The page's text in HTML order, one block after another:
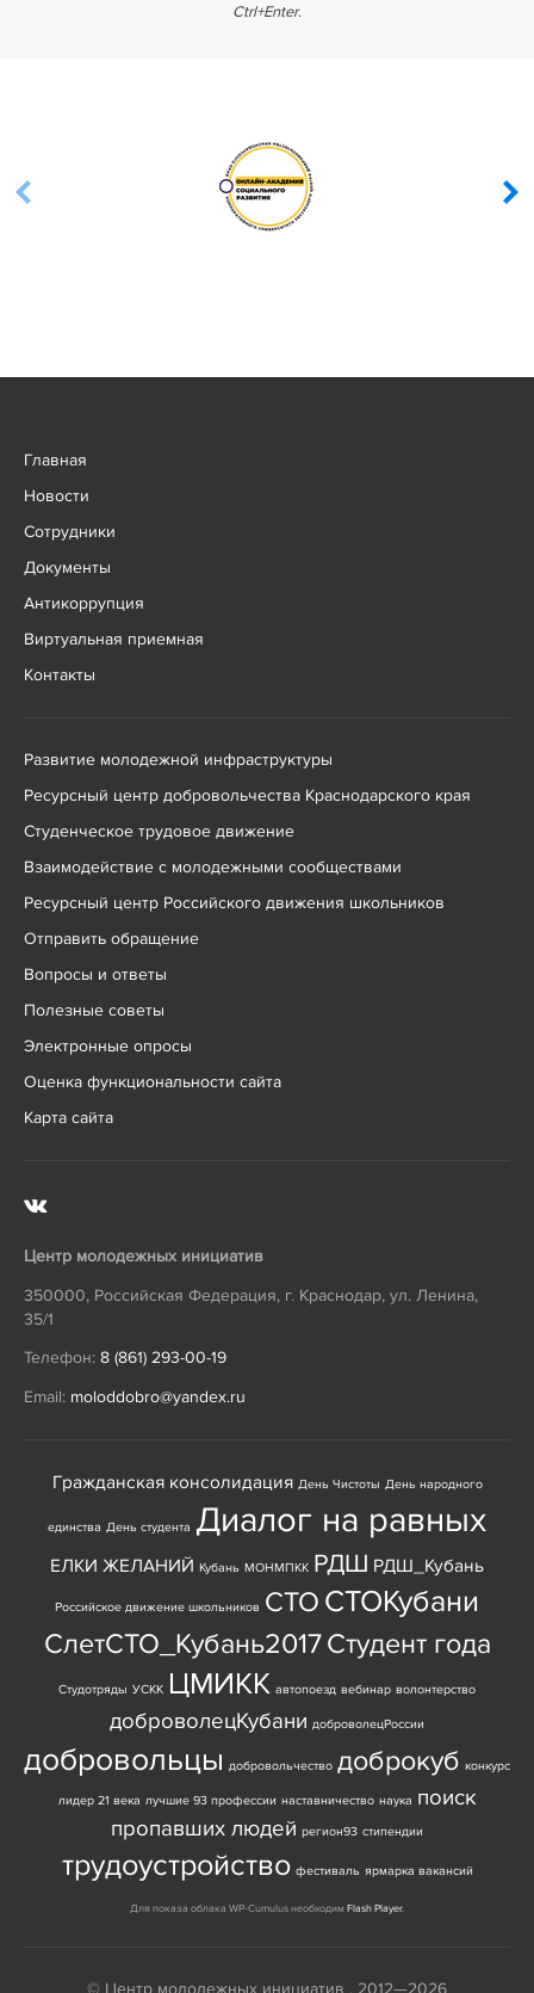
Ctrl+Enter.
Главная
Новости
Сотрудники
Документы
Антикоррупция
Виртуальная приемная
Контакты
Развитие молодежной инфраструктуры
Ресурсный центр добровольчества Краснодарского края
Студенческое трудовое движение
Взаимодействие с молодежными сообществами
Ресурсный центр Российского движения школьников
Отправить обращение
Вопросы и ответы
Полезные советы
Электронные опросы
Оценка функциональности сайта
Карта сайта
Центр молодежных инициатив
350000, Российская Федерация, г. Краснодар, ул. Ленина,
35/1
Телефон: 8 (861) 293-00-19
Email: moloddobro@yandex.ru
Гражданская консолидация День Чистоты День народного
единства День студента Диалог на равных
ЕЛКИ ЖЕЛАНИЙ Кубань МОНМПКК РДШ РДШ_Кубань
Российское движение школьников СТО СТОКубани
СлетСТО_Кубань2017Студент года
Студотряды УСКК ЦМИКК автопоезд вебинар волонтерство
доброволецКубани доброволецРоссии
добровольцы добровольчество доброкуб конкурс
лидер 21 века лучшие 93 профессии наставничество наука поиск
пропавших людей регион93 стипендии
трудоустройство фестиваль ярмарка вакансий
Для показа облака WP-Cumulus необходим Flash Player.